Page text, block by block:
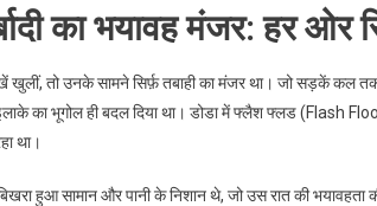
का भयावह मंजर: हर ओर
खुलीं, तो उनके सामने सिर्फ़ तबाही का मंजर था। जो सड़कें कल
का भूगोल ही बदल दिया था। डोडा में फ्लैश फ्लड (Flash
था।
हुआ सामान और पानी के निशान थे, जो उस रात की